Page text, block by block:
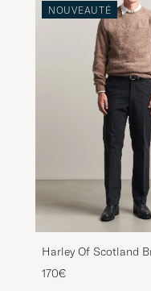
NOUVEAUTÉ
Harley Of Scotland
Supersoft Lambswool
Tundra
170€